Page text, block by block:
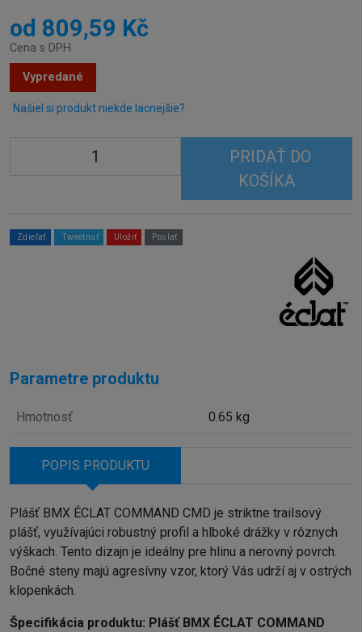
od 809,59 Kč
Cena s DPH
Vypredané
Našiel si produkt niekde lacnejšie?
PRIDAŤ DO
KOŠÍKA
Zdieľať Tweetnuť Uložiť Poslať
Parametre produktu
Hmotnosť 0.65 kg
POPIS PRODUKTU
Plášť BMX ÉCLAT COMMAND CMD je striktne trailsový
plášť, využívajúci robustný profil a hlboké drážky v rôznych
výškach. Tento dizajn je ideálny pre hlinu a nerovný povrch.
Bočné steny majú agresívny vzor, ktorý Vás udrží aj v ostrých
klopenkách.
Špecifikácia produktu: Plášť BMX ÉCLAT COMMAND